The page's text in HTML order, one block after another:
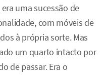
uma sucessão de
com móveis de
à própria sorte. Mas
um quarto intacto por
de passar. Era o